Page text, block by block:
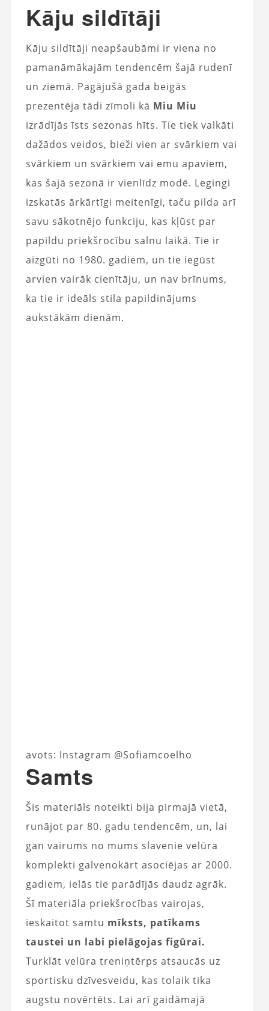
Kāju sildītāji
Kāju sildītāji neapšaubāmi ir viena no
pamanāmākajām tendencēm šajā rudenī
un ziemā. Pagājušā gada beigās
prezentēja tādi zīmoli kā Miu Miu
izrādījās īsts sezonas hīts. Tie tiek valkāti
dažādos veidos, bieži vien ar svārkiem vai
svārkiem un svārkiem vai emu apaviem,
kas šajā sezonā ir vienlīdz modē. Legingi
izskatās ārkārtīgi meitenīgi, taču pilda arī
savu sākotnējo funkciju, kas kļūst par
papildu priekšrocību salnu laikā. Tie ir
aizgūti no 1980. gadiem, un tie iegūst
arvien vairāk cienītāju, un nav brīnums,
ka tie ir ideāls stila papildinājums
aukstākām dienām.
avots: Instagram @Sofiamcoelho
Samts
Šis materiāls noteikti bija pirmajā vietā,
runājot par 80. gadu tendencēm, un, lai
gan vairums no mums slavenie velūra
komplekti galvenokārt asociējas ar 2000.
gadiem, ielās tie parādījās daudz agrāk.
Šī materiāla priekšrocības vairojas,
ieskaitot samtu mīksts, patīkams
taustei un labi pielāgojas figūrai.
Turklāt velūra treniņtērps atsaucās uz
sportisku dzīvesveidu, kas tolaik tika
augstu novērtēts. Lai arī gaidāmajā